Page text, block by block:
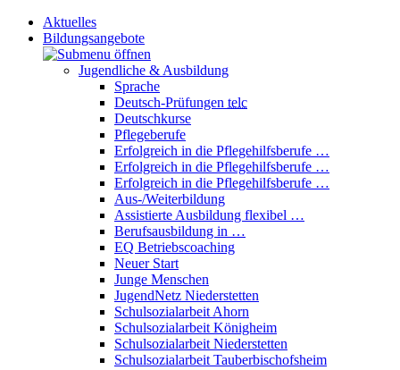
Aktuelles
Bildungsangebote
Jugendliche & Ausbildung
Sprache
Deutsch-Prüfungen telc
Deutschkurse
Pflegeberufe
Erfolgreich in die Pflegehilfsberufe …
Erfolgreich in die Pflegehilfsberufe …
Erfolgreich in die Pflegehilfsberufe …
Aus-/Weiterbildung
Assistierte Ausbildung flexibel …
Berufsausbildung in …
EQ Betriebscoaching
Neuer Start
Junge Menschen
JugendNetz Niederstetten
Schulsozialarbeit Ahorn
Schulsozialarbeit Königheim
Schulsozialarbeit Niederstetten
Schulsozialarbeit Tauberbischofsheim